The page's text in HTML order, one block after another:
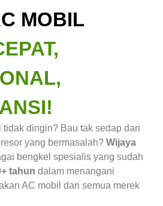
MOBIL
tidak dingin? Bau tak sedap dari
yang bermasalah? Wijaya
bengkel spesialis yang sudah
tahun dalam menangani
AC mobil dari semua merek